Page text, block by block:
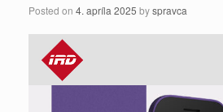
Posted on 4. apríla 2025 byspravca